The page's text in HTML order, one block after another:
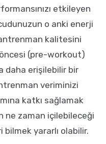
etkileyen
o anki enerji
kalitesini
(pre-workout)
daha erişilebilir bir
veriminizi
katkı sağlamak
ne zaman içilebileceği
yararlı olabilir.